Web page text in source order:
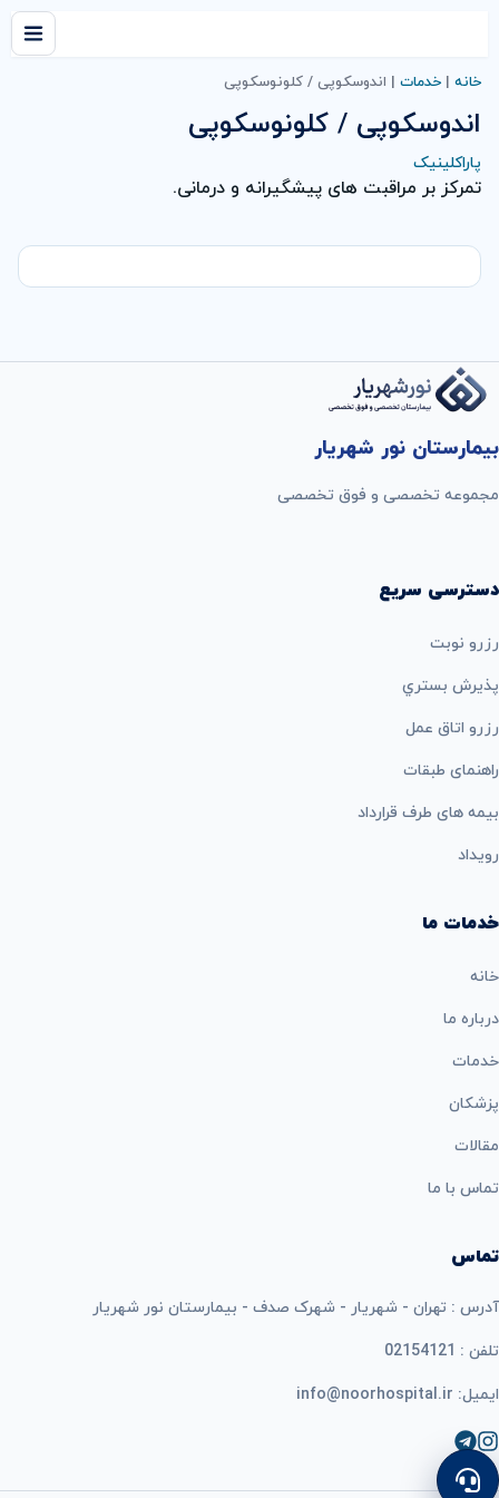
خانه | خدمات | اندوسکوپی / کلونوسکوپی
اندوسکوپی / کلونوسکوپی
پاراکلینیک
تمرکز بر مراقبت های پیشگیرانه و درمانی.
بیمارستان نور شهریار
مجموعه تخصصی و فوق تخصصی
دسترسی سریع
رزرو نوبت
پذيرش بستري
رزرو اتاق عمل
راهنمای طبقات
بيمه های طرف قرارداد
رویداد
خدمات ما
خانه
درباره ما
خدمات
پزشکان
مقالات
تماس با ما
تماس
آدرس : تهران - شهریار - شهرک صدف - بیمارستان نور شهریار
تلفن : 02154121
ایمیل: info@noorhospital.ir